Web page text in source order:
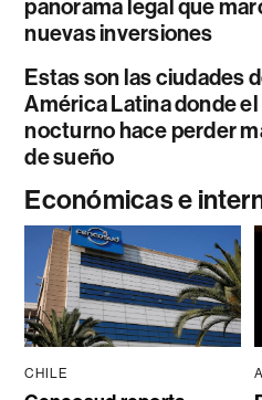
panorama legal que
nuevas inversiones
Estas son las ciudades
América Latina donde
nocturno hace perder
de sueño
Económicas e
CHILE